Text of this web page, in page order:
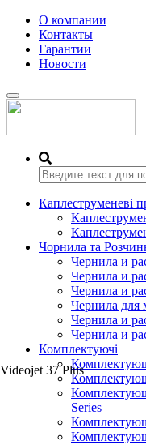
О компании
Контакты
Гарантии
Новости
Переключить
навигацию
Каплеструменеві
Чорнила та
Чернила и
Чернила и
Чернила и
Чернила для
Чернила и
Чернила и
Комплектуючі
Series
Videojet 37 Plus